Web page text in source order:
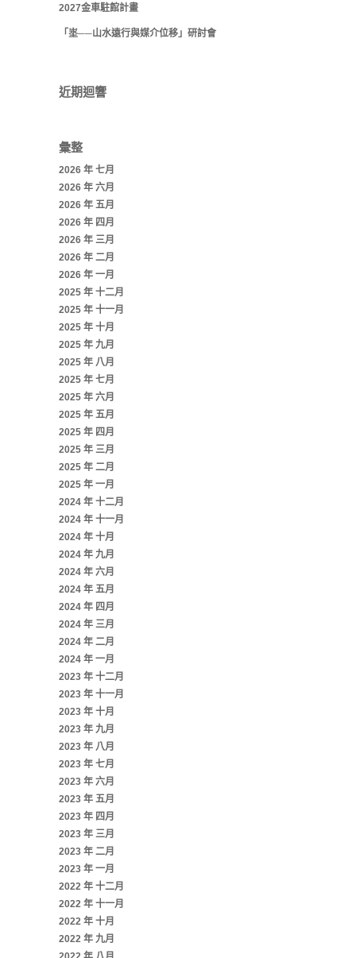
2027金車駐館計畫
「埊──山水遠行與媒介位移」研討會
近期迴響
彙整
2026 年 七月
2026 年 六月
2026 年 五月
2026 年 四月
2026 年 三月
2026 年 二月
2026 年 一月
2025 年 十二月
2025 年 十一月
2025 年 十月
2025 年 九月
2025 年 八月
2025 年 七月
2025 年 六月
2025 年 五月
2025 年 四月
2025 年 三月
2025 年 二月
2025 年 一月
2024 年 十二月
2024 年 十一月
2024 年 十月
2024 年 九月
2024 年 六月
2024 年 五月
2024 年 四月
2024 年 三月
2024 年 二月
2024 年 一月
2023 年 十二月
2023 年 十一月
2023 年 十月
2023 年 九月
2023 年 八月
2023 年 七月
2023 年 六月
2023 年 五月
2023 年 四月
2023 年 三月
2023 年 二月
2023 年 一月
2022 年 十二月
2022 年 十一月
2022 年 十月
2022 年 九月